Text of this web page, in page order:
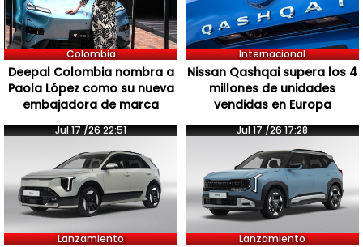
Colombia
Deepal Colombia nombra a
Paola López como su nueva
embajadora de marca
Internacional
Nissan Qashqai supera los 4
millones de unidades
vendidas en Europa
Jul 17 /26 22:51
Lanzamiento
Jul 17 /26 17:28
Lanzamiento